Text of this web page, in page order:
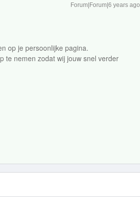
Forum|Forum|6 years ago
op je persoonlijke pagina.
te nemen zodat wij jouw snel verder